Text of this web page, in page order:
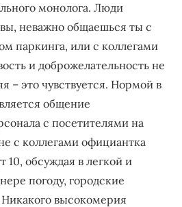
монолога. Люди
неважно общаешься ты с
паркинга, или с коллегами
и доброжелательность не
– это чувствуется. Нормой в
общение
с посетителями на
с коллегами официантка
10, обсуждая в легкой и
погоду, городские
высокомерия